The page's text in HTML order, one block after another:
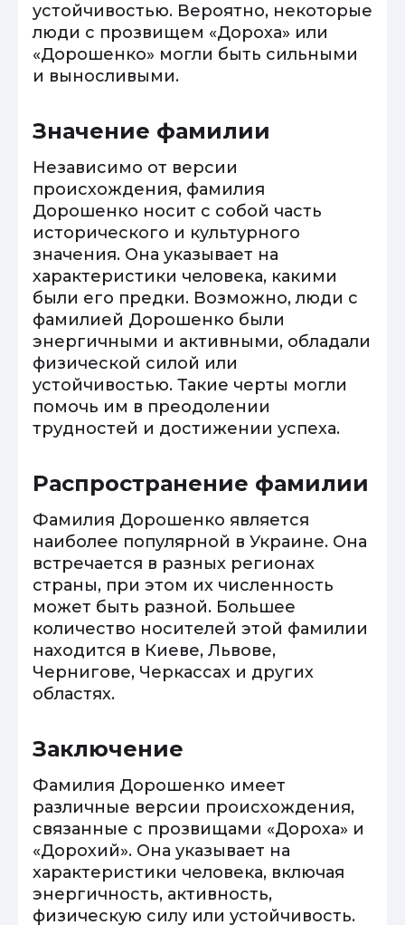
устойчивостью. Вероятно, некоторые
люди с прозвищем «Дороха» или
«Дорошенко» могли быть сильными
и выносливыми.
Значение фамилии
Независимо от версии
происхождения, фамилия
Дорошенко носит с собой часть
исторического и культурного
значения. Она указывает на
характеристики человека, какими
были его предки. Возможно, люди с
фамилией Дорошенко были
энергичными и активными, обладали
физической силой или
устойчивостью. Такие черты могли
помочь им в преодолении
трудностей и достижении успеха.
Распространение фамилии
Фамилия Дорошенко является
наиболее популярной в Украине. Она
встречается в разных регионах
страны, при этом их численность
может быть разной. Большее
количество носителей этой фамилии
находится в Киеве, Львове,
Чернигове, Черкассах и других
областях.
Заключение
Фамилия Дорошенко имеет
различные версии происхождения,
связанные с прозвищами «Дороха» и
«Дорохий». Она указывает на
характеристики человека, включая
энергичность, активность,
физическую силу или устойчивость.